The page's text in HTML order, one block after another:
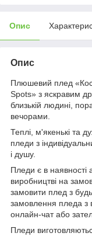
Опис
Опис
Плюшевий плед
Spots» з яскравим
близькій людині,
вечорами.
Теплі, м'якенькі та
пледи з
і душу.
Пледи є в наявності
виробництві на
замовити плед з
замовлення пледа з
онлайн-чат або
Пледи